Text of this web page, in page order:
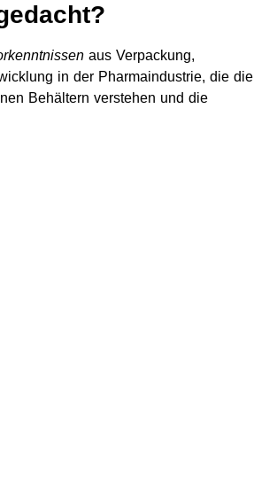
aus Verpackung,
in der Pharmaindustrie, die die
Behältern verstehen und die